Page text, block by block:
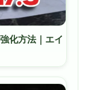
化方法｜エイ